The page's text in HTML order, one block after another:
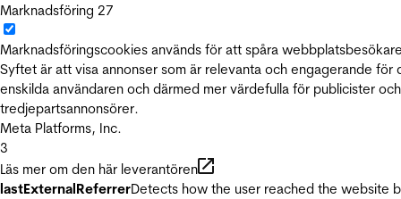
Marknadsföring 27
Marknadsföringscookies används för att spåra
Syftet är att visa annonser som är relevanta och engagerande för
enskilda användaren och därmed mer värdefulla för publicister och
tredjepartsannonsörer.
Meta Platforms, Inc.
3
Läs mer om den här leverantören
lastExternalReferrerDetects how the user reached the website